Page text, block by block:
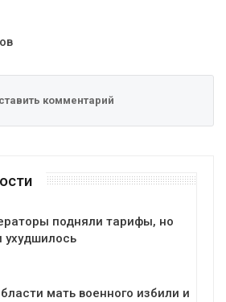
комментарий
подняли тарифы, но
ухудшилось
мать военного избили и